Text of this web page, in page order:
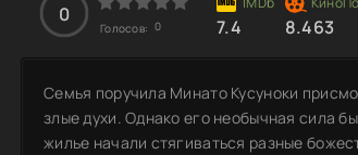
0
Голосов: 0 7.4 8.463
Семья поручила Минато Кусуноки
злые духи. Однако его необычная сила
жилье начали стягиваться разные